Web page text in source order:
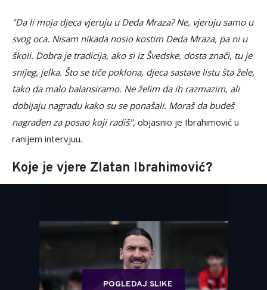
"Da li moja djeca vjeruju u Deda Mraza? Ne, vjeruju samo u
svog oca. Nisam nikada nosio kostim Deda Mraza, pa ni u
školi. Dobra je tradicija, ako si iz Švedske, dosta znači, tu je
snijeg, jelka. Što se tiče poklona, djeca sastave listu šta žele,
tako da malo balansiramo. Ne želim da ih razmazim, ali
dobijaju nagradu kako su se ponašali. Moraš da budeš
nagrađen za posao koji radiš", objasnio je Ibrahimović u
ranijem intervjuu.
Koje je vjere Zlatan Ibrahimović?
POGLEDAJ SLIKE